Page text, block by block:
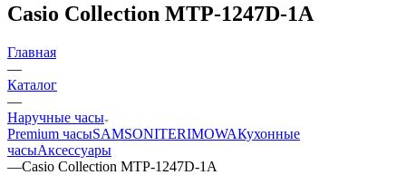
Casio Collection MTP-1247D-1A
Главная
—
Каталог
—
Наручные часы
Premium часыSAMSONITERIMOWAКухонные
часыАксессуары
—Casio Collection MTP-1247D-1A